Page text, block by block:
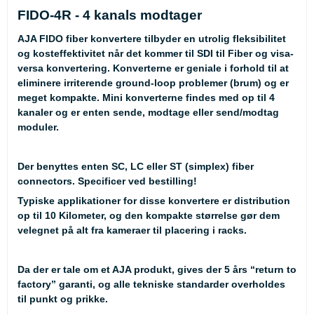
FIDO-4R - 4 kanals modtager
AJA FIDO fiber konvertere tilbyder en utrolig fleksibilitet
og kosteffektivitet når det kommer til SDI til Fiber og visa-
versa konvertering. Konverterne er geniale i forhold til at
eliminere irriterende ground-loop problemer (brum) og er
meget kompakte. Mini konverterne findes med op til 4
kanaler og er enten sende, modtage eller send/modtag
moduler.
Der benyttes enten SC, LC eller ST (simplex) fiber
connectors. Specificer ved bestilling!
Typiske applikationer for disse konvertere er distribution
op til 10 Kilometer, og den kompakte størrelse gør dem
velegnet på alt fra kameraer til placering i racks.
Da der er tale om et AJA produkt, gives der 5 års “return to
factory” garanti, og alle tekniske standarder overholdes
til punkt og prikke.